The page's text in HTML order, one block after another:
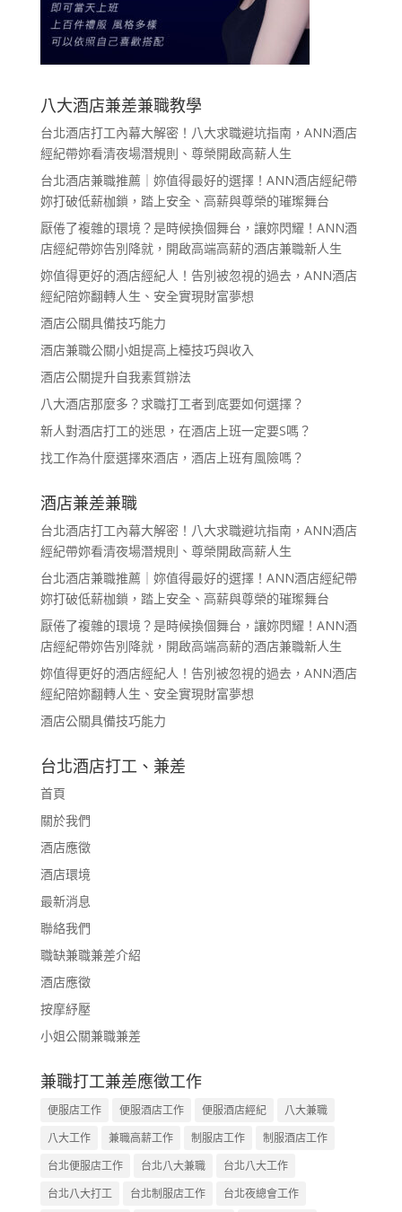
八大酒店兼差兼職教學
台北酒店打工內幕大解密！八大求職避坑指南，ANN酒店
經紀帶妳看清夜場潛規則、尊榮開啟高薪人生
台北酒店兼職推薦｜妳值得最好的選擇！ANN酒店經紀帶
妳打破低薪枷鎖，踏上安全、高薪與尊榮的璀璨舞台
厭倦了複雜的環境？是時候換個舞台，讓妳閃耀！ANN酒
店經紀帶妳告別降就，開啟高端高薪的酒店兼職新人生
妳值得更好的酒店經紀人！告別被忽視的過去，ANN酒店
經紀陪妳翻轉人生、安全實現財富夢想
酒店公關具備技巧能力
酒店兼職公關小姐提高上檯技巧與收入
酒店公關提升自我素質辦法
八大酒店那麼多？求職打工者到底要如何選擇？
新人對酒店打工的迷思，在酒店上班一定要S嗎？
找工作為什麼選擇來酒店，酒店上班有風險嗎？
酒店兼差兼職
台北酒店打工內幕大解密！八大求職避坑指南，ANN酒店
經紀帶妳看清夜場潛規則、尊榮開啟高薪人生
台北酒店兼職推薦｜妳值得最好的選擇！ANN酒店經紀帶
妳打破低薪枷鎖，踏上安全、高薪與尊榮的璀璨舞台
厭倦了複雜的環境？是時候換個舞台，讓妳閃耀！ANN酒
店經紀帶妳告別降就，開啟高端高薪的酒店兼職新人生
妳值得更好的酒店經紀人！告別被忽視的過去，ANN酒店
經紀陪妳翻轉人生、安全實現財富夢想
酒店公關具備技巧能力
台北酒店打工、兼差
首頁
關於我們
酒店應徵
酒店環境
最新消息
聯絡我們
職缺兼職兼差介紹
酒店應徵
按摩紓壓
小姐公關兼職兼差
兼職打工兼差應徵工作
便服店工作 便服酒店工作 便服酒店經紀
八大兼職
八大工作
兼職高薪工作 制服店工作
制服酒店工作
台北便服店工作
台北八大兼職
台北八大工作
台北八大打工
台北制服店工作
台北夜總會工作